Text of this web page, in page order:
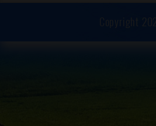
Copyright 2024